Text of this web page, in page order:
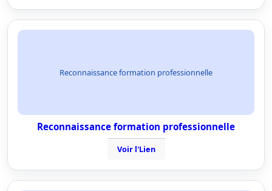
Reconnaissance formation professionnelle
Reconnaissance formation professionnelle
Voir l'Lien